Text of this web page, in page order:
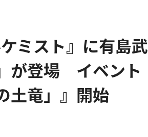
ミスト』に有島
が登場 イベント
土竜」』開始